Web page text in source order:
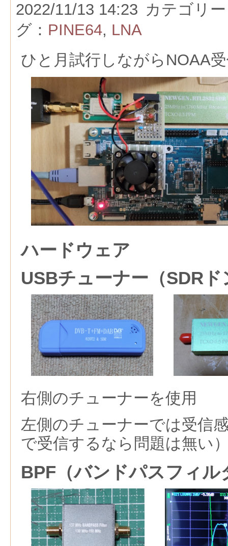
2022/11/13 14:23 カテゴリ
グ： PINE64, LNA
ひと月試行しながらNOAA
ハードウェア
USBチューナー（SDRド
右側のチューナーを使用
左側のチューナーでは受信
で受信するなら問題は無い
BPF（バンドパスフィル